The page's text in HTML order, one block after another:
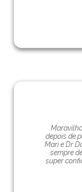
depois de
Mari e Dr
sempre
super